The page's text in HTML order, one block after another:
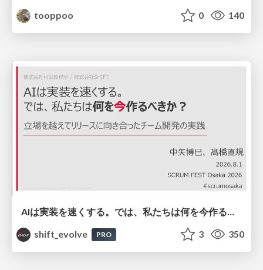
tooppoo
0 140
AIは実装を速くする。では、私たちは何を今作るべきか？－立場を越えてリリースに向き合ったチーム開発の実践 / 20260801 Hiromi Nakaya and Naoki Takahashi
shift_evolve
PRO 3 350